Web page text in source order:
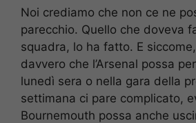
Noi crediamo che non ce ne
parecchio. Quello che doveva
squadra, lo ha fatto. E
davvero che l’Arsenal possa
lunedì sera o nella gara della
settimana ci pare complicato,
Bournemouth possa anche